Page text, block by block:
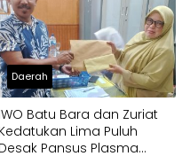
Daerah
IWO Batu Bara dan Zuriat
Kedatukan Lima Puluh
Desak Pansus Plasma